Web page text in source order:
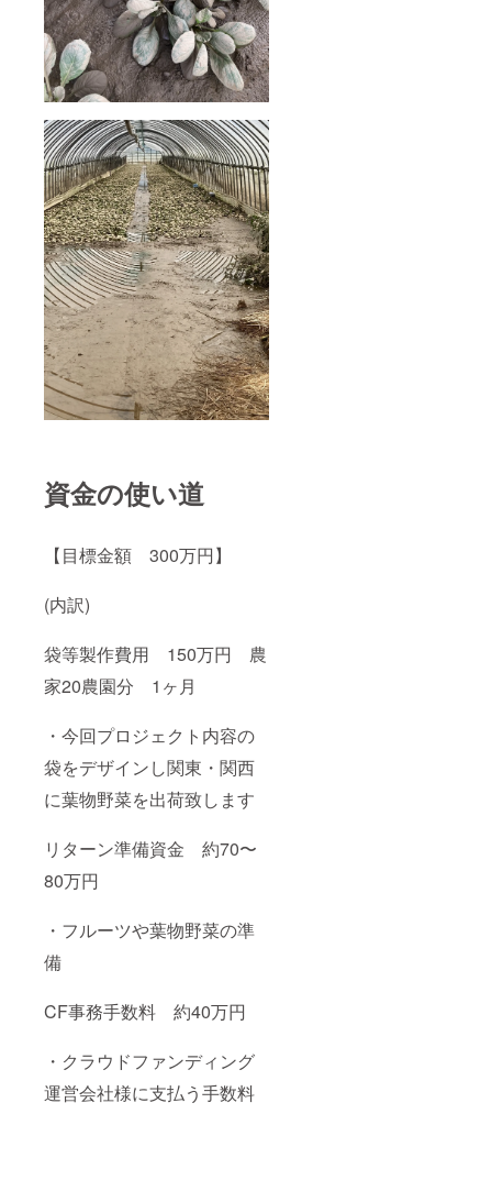
資金の使い道
【目標金額 300万円】
(内訳)
袋等製作費用 150万円 農
家20農園分 1ヶ月
・今回プロジェクト内容の
袋をデザインし関東・関西
に葉物野菜を出荷致します
リターン準備資金 約70〜
80万円
・フルーツや葉物野菜の準
備
CF事務手数料 約40万円
・クラウドファンディング
運営会社様に支払う手数料